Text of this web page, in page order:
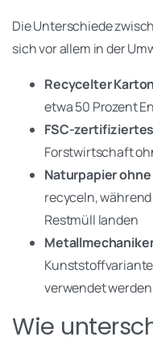
Die Unterschiede
sich vor allem in der
Recycelter Karton
etwa 50 Prozent
FSC-
Forstwirtschaft
Naturpapier ohne
recyceln,
Restmüll landen
verwendet werden
Wie